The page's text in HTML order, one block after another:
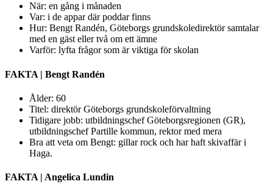
När: en gång i månaden
Var: i de appar där poddar finns
Hur: Bengt Randén, Göteborgs grundskoledirektör samtalar
med en gäst eller två om ett ämne
Varför: lyfta frågor som är viktiga för skolan
FAKTA | Bengt Randén
Ålder: 60
Titel: direktör Göteborgs grundskoleförvaltning
Tidigare jobb: utbildningschef Göteborgsregionen (GR),
utbildningschef Partille kommun, rektor med mera
Bra att veta om Bengt: gillar rock och har haft skivaffär i
Haga.
FAKTA | Angelica Lundin